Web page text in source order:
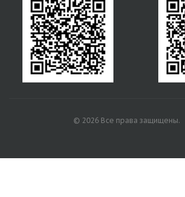
© 2026 Все права защищены.